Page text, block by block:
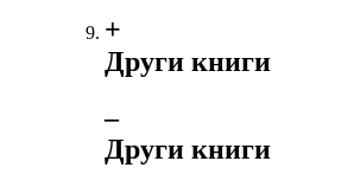
+
Други книги
‒
Други книги